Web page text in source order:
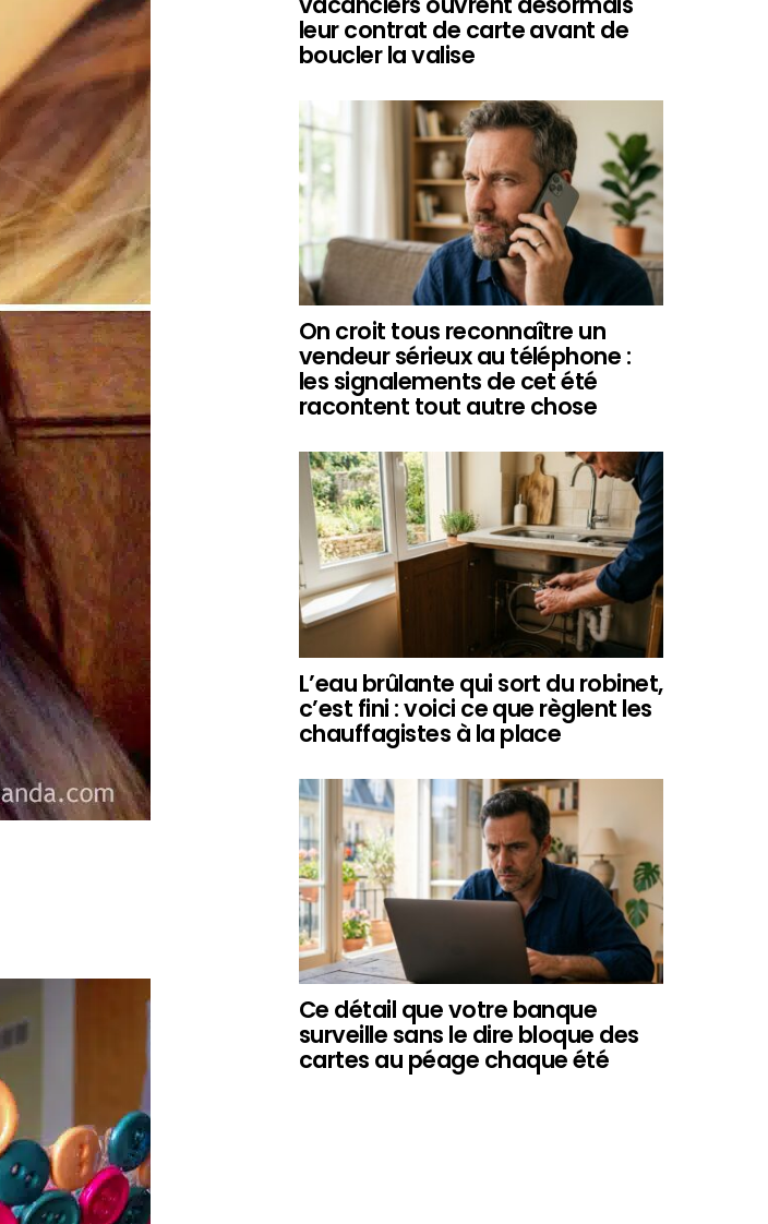
leur contrat de carte avant de
boucler la valise
On croit tous reconnaître un
vendeur sérieux au téléphone :
les signalements de cet été
racontent tout autre chose
L’eau brûlante qui sort du robinet,
c’est fini : voici ce que règlent les
chauffagistes à la place
Ce détail que votre banque
surveille sans le dire bloque des
cartes au péage chaque été